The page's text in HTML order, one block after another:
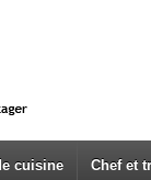
cuisine Chef et